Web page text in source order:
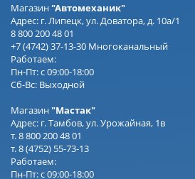
Магазин"Автомеханик"
Адрес: г. Липецк, ул. Доватора, д. 10а/1
8 800 200 48 01
+7 (4742) 37-13-30 Многоканальный
Работаем:
Пн-Пт: с 09:00-18:00
Сб-Вс: Выходной
Магазин"Мастак"
Адрес: г. Тамбов, ул. Урожайная, 1в
т. 8 800 200 48 01
т. 8 (4752) 55-73-13
Работаем:
Пн-Пт: с 09:00-18:00